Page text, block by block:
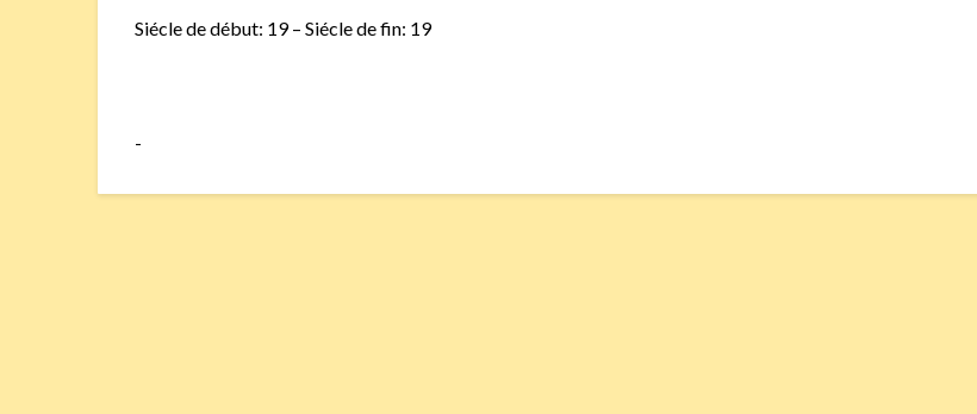
Siécle de début: 19 – Siécle de fin: 19
-